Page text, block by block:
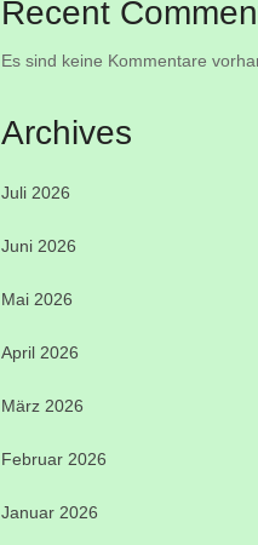
Recent
Es sind keine Kommentare
Archives
Juli 2026
Juni 2026
Mai 2026
April 2026
März 2026
Februar 2026
Januar 2026